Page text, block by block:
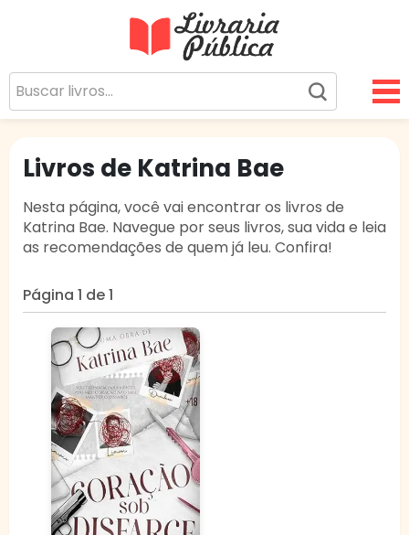
Sua Biblioteca Virtual Gratuita
Livros de Katrina Bae
Nesta página, você vai encontrar os livros de
Katrina Bae. Navegue por seus livros, sua vida e leia
as recomendações de quem já leu. Confira!
Página 1 de 1